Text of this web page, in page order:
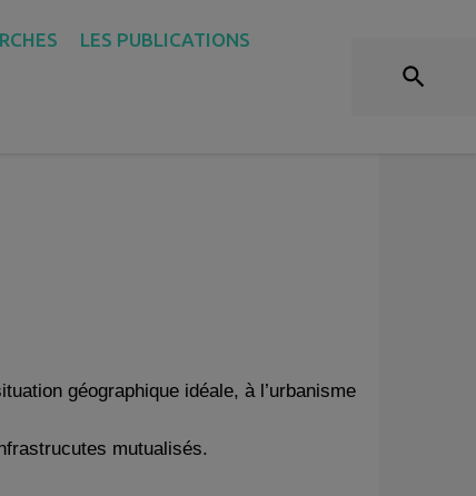
LES PUBLICATIONS
L'ENTRE-DEUX-MERS"
géographique idéale, à l’urbanisme
mutualisés.